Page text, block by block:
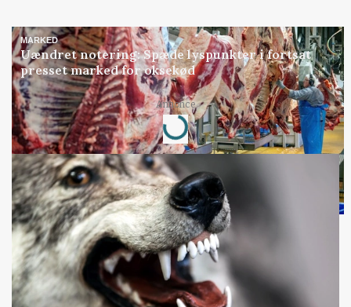
MARKED
Uændret notering: Spæde lyspunkter i fortsat
presset marked for oksekød
Annonce
Loading...